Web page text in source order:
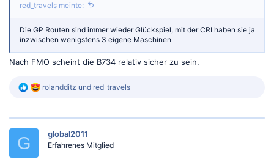
red_travels meinte:
Die GP Routen sind immer wieder Glückspiel, mit der CRI haben sie ja
inzwischen wenigstens 3 eigene Maschinen
Nach FMO scheint die B734 relativ sicher zu sein.
R
k
rolandditz und red_travels
G global2011
Erfahrenes Mitglied